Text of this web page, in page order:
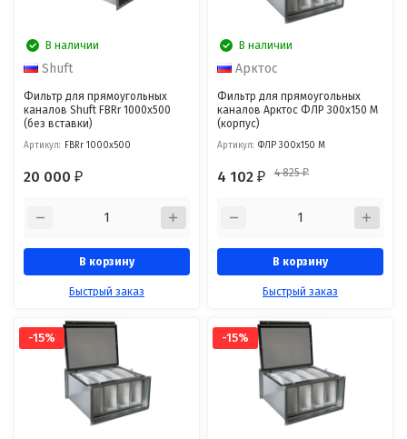
В наличии
Shuft
Фильтр для прямоугольных
каналов Shuft FBRr 1000x500
(без вставки)
Артикул: FBRr 1000x500
20 000₽
В корзину
Быстрый заказ
В наличии
Арктос
Фильтр для прямоугольных
каналов Арктос ФЛР 300x150 М
(корпус)
Артикул: ФЛР 300x150 М
4 102₽ 4 825₽
В корзину
Быстрый заказ
-15% -15%